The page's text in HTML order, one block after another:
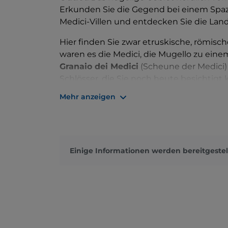
Erkunden Sie die Gegend bei einem
Medici-Villen und entdecken Sie die
Hier finden Sie zwar etruskische,
waren es die Medici, die Mugello zu
Granaio dei Medici (Scheune der
sich auch in dieKastanienwälder von
Mehr anzeigen
Einige Informationen werden